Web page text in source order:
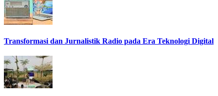
Transformasi dan Jurnalistik Radio pada Era Teknologi Digital